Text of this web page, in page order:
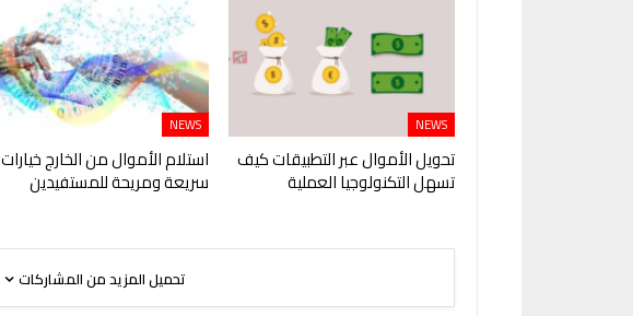
NEWS
تحويل الأموال عبر التطبيقات كيف
تسهل التكنولوجيا العملية
NEWS
استلام الأموال من الخارج خيارات
سريعة ومريحة للمستفيدين
تحميل المزيد من المشاركات